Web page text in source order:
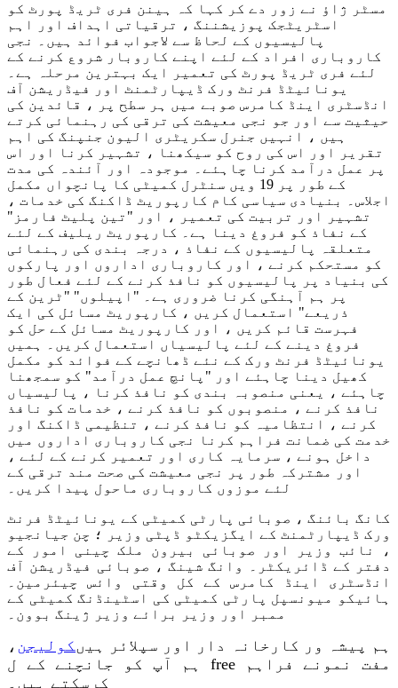
مسٹر ژاؤ نے زور دے کر کہا کہ ہینن فری ٹریڈ پورٹ کو
اسٹریٹجک پوزیشننگ ، ترقیاتی اہداف اور اہم
پالیسیوں کے لحاظ سے لاجواب فوائد ہیں۔ نجی
کاروباری افراد کے لئے اپنے کاروبار شروع کرنے کے
لئے فری ٹریڈ پورٹ کی تعمیر ایک بہترین مرحلہ ہے۔
یونائیٹڈ فرنٹ ورک ڈیپارٹمنٹ اور فیڈریشن آف
انڈسٹری اینڈ کامرس صوبے میں ہر سطح پر ، قائدین کی
حیثیت سے اور جو نجی معیشت کی ترقی کی رہنمائی کرتے
ہیں ، انہیں جنرل سکریٹری الیون جنپنگ کی اہم
تقریر اور اس کی روح کو سیکھنا ، تشہیر کرنا اور اس
پر عمل درآمد کرنا چاہئے۔ موجودہ اور آئندہ کی مدت
کے طور پر 19 ویں سنٹرل کمیٹی کا پانچواں مکمل
اجلاس۔ بنیادی سیاسی کام کارپوریٹ ڈاکنگ کی خدمات ،
تشہیر اور تربیت کی تعمیر ، اور "تین پلیٹ فارمز"
کے نفاذ کو فروغ دینا ہے۔ کارپوریٹ ریلیف کے لئے
متعلقہ پالیسیوں کے نفاذ ، درجہ بندی کی رہنمائی
کو مستحکم کرنے ، اور کاروباری اداروں اور پارکوں
کی بنیاد پر پالیسیوں کو نافذ کرنے کے لئے فعال طور
پر ہم آہنگی کرنا ضروری ہے۔ "اپیلوں" "ٹرین کے
ذریعے" استعمال کریں ، کارپوریٹ مسائل کی ایک
فہرست قائم کریں ، اور کارپوریٹ مسائل کے حل کو
فروغ دینے کے لئے پالیسیاں استعمال کریں۔ ہمیں
یونائیٹڈ فرنٹ ورک کے نئے ڈھانچے کے فوائد کو مکمل
کھیل دینا چاہئے اور "پانچ عمل درآمد" کو سمجھنا
چاہئے ، یعنی منصوبہ بندی کو نافذ کرنا ، پالیسیاں
نافذ کرنے ، منصوبوں کو نافذ کرنے ، خدمات کو نافذ
کرنے ، انتظامیہ کو نافذ کرنے ، تنظیمی ڈاکنگ اور
خدمت کی ضمانت فراہم کرنا نجی کاروباری اداروں میں
داخل ہونے ، سرمایہ کاری اور تعمیر کرنے کے لئے ،
اور مشترکہ طور پر نجی معیشت کی صحت مند ترقی کے
لئے موزوں کاروباری ماحول پیدا کریں۔
کانگ بائنگ ، صوبائی پارٹی کمیٹی کے یونائیٹڈ فرنٹ
ورک ڈیپارٹمنٹ کے ایگزیکٹو ڈپٹی وزیر ؛ چن جیانجیو
، نائب وزیر اور صوبائی بیرون ملک چینی امور کے
دفتر کے ڈائریکٹر۔ وانگ شینگ ، صوبائی فیڈریشن آف
انڈسٹری اینڈ کامرس کے کل وقتی وائس چیئرمین۔
ہائیکو میونسپل پارٹی کمیٹی کی اسٹینڈنگ کمیٹی کے
ممبر اور وزیر برائے وزیر ژینگ بوون۔
ہم پیشہ ور کارخانہ دار اور سپلائر ہیںکولیجن ،
ہم آپ کو جانچنے کے ل free مفت نمونے فراہم
کرسکتے ہیں۔